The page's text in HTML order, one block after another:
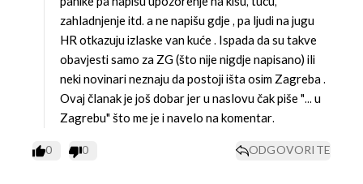
zahladnjenje itd. a ne napišu gdje , pa ljudi na jugu
HR otkazuju izlaske van kuće . Ispada da su takve
obavjesti samo za ZG (što nije nigdje napisano) ili
neki novinari neznaju da postoji išta osim Zagreba .
Ovaj članak je još dobar jer u naslovu čak piše "... u
Zagrebu" što me je i navelo na komentar.
0 0 ODGOVORITE